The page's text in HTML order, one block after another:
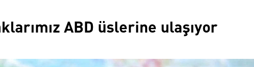
ABD üslerine ulaşıyor